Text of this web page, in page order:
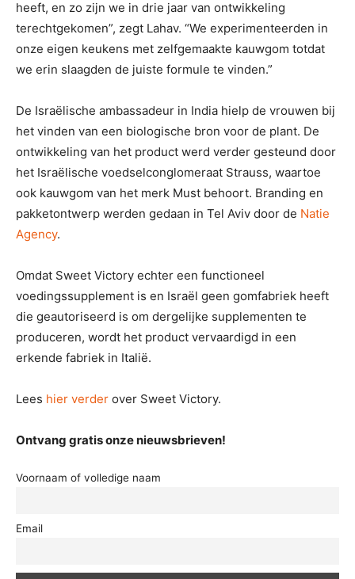
heeft, en zo zijn we in drie jaar van ontwikkeling
terechtgekomen”, zegt Lahav. “We experimenteerden in
onze eigen keukens met zelfgemaakte kauwgom totdat
we erin slaagden de juiste formule te vinden.”
De Israëlische ambassadeur in India hielp de vrouwen bij
het vinden van een biologische bron voor de plant. De
ontwikkeling van het product werd verder gesteund door
het Israëlische voedselconglomeraat Strauss, waartoe
ook kauwgom van het merk Must behoort. Branding en
pakketontwerp werden gedaan in Tel Aviv door de Natie
Agency.
Omdat Sweet Victory echter een functioneel
voedingssupplement is en Israël geen gomfabriek heeft
die geautoriseerd is om dergelijke supplementen te
produceren, wordt het product vervaardigd in een
erkende fabriek in Italië.
Lees hier verder over Sweet Victory.
Ontvang gratis onze nieuwsbrieven!
Voornaam of volledige naam
Email